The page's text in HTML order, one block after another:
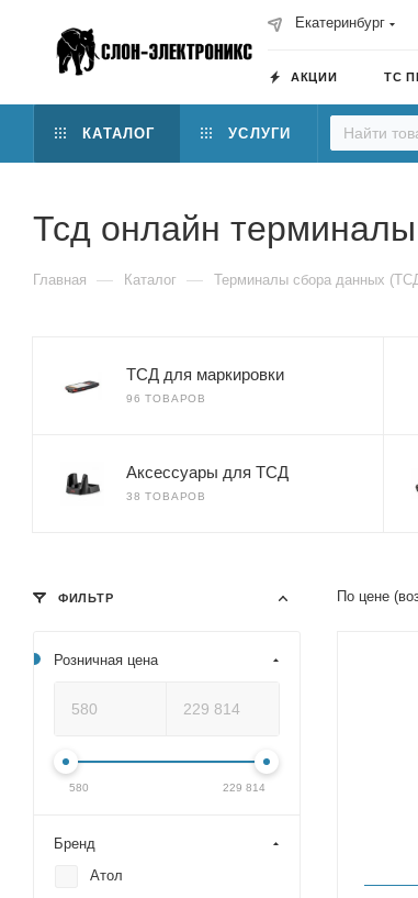
Екатеринбург
АКЦИИ ТС
КАТАЛОГ УСЛУГИ
Тсд онлайн
Главная — Каталог — Терминалы сбора данных
ТСД для маркировки
96 ТОВАРОВ
Аксессуары для ТСД
38 ТОВАРОВ
По цене
ФИЛЬТР
Розничная цена
580 229 814
Бренд
Атол